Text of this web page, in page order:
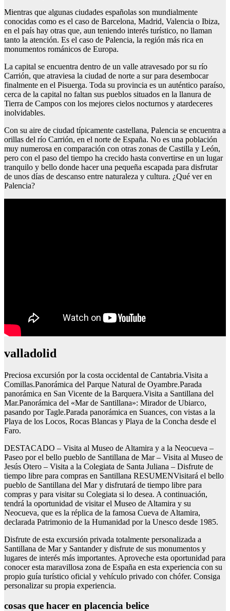
Mientras que algunas ciudades españolas son mundialmente
conocidas como es el caso de Barcelona, Madrid, Valencia o Ibiza,
en el país hay otras que, aun teniendo interés turístico, no llaman
tanto la atención. Es el caso de Palencia, la región más rica en
monumentos románicos de Europa.
La capital se encuentra dentro de un valle atravesado por su río
Carrión, que atraviesa la ciudad de norte a sur para desembocar
finalmente en el Pisuerga. Toda su provincia es un auténtico paraíso,
cerca de la capital no faltan sus pueblos situados en la llanura de
Tierra de Campos con los mejores cielos nocturnos y atardeceres
inolvidables.
Con su aire de ciudad típicamente castellana, Palencia se encuentra a
orillas del río Carrión, en el norte de España. No es una población
muy numerosa en comparación con otras zonas de Castilla y León,
pero con el paso del tiempo ha crecido hasta convertirse en un lugar
tranquilo y bello donde hacer una pequeña escapada para disfrutar
de unos días de descanso entre naturaleza y cultura. ¿Qué ver en
Palencia?
valladolid
Preciosa excursión por la costa occidental de Cantabria.Visita a
Comillas.Panorámica del Parque Natural de Oyambre.Parada
panorámica en San Vicente de la Barquera.Visita a Santillana del
Mar.Panorámica del «Mar de Santillana»: Mirador de Ubiarco,
pasando por Tagle.Parada panorámica en Suances, con vistas a la
Playa de los Locos, Rocas Blancas y Playa de la Concha desde el
Faro.
DESTACADO – Visita al Museo de Altamira y a la Neocueva –
Paseo por el bello pueblo de Santillana de Mar – Visita al Museo de
Jesús Otero – Visita a la Colegiata de Santa Juliana – Disfrute de
tiempo libre para compras en Santillana RESUMENVisitará el bello
pueblo de Santillana del Mar y disfrutará de tiempo libre para
compras y para visitar su Colegiata si lo desea. A continuación,
tendrá la oportunidad de visitar el Museo de Altamira y su
Neocueva, que es la réplica de la famosa Cueva de Altamira,
declarada Patrimonio de la Humanidad por la Unesco desde 1985.
Disfrute de esta excursión privada totalmente personalizada a
Santillana de Mar y Santander y disfrute de sus monumentos y
lugares de interés más importantes. Aproveche esta oportunidad para
conocer esta maravillosa zona de España en esta experiencia con su
propio guía turístico oficial y vehículo privado con chófer. Consiga
personalizar su propia experiencia.
cosas que hacer en placencia belice